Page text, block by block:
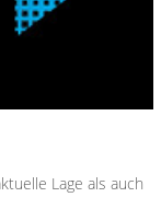
Lage als auch